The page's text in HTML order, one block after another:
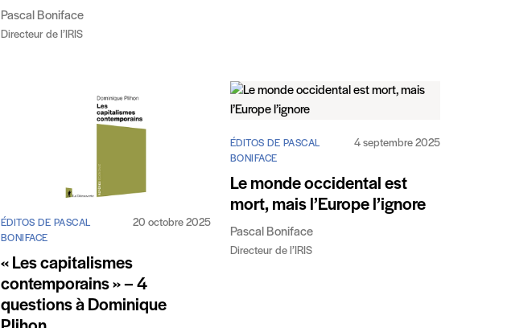
Pascal Boniface
Directeur de l’IRIS
ÉDITOS DE PASCAL
BONIFACE
20 octobre 2025
« Les capitalismes
contemporains » – 4
questions à Dominique
ÉDITOS DE PASCAL
BONIFACE
4 septembre 2025
Le monde occidental est
mort, mais l’Europe l’ignore
Pascal Boniface
Directeur de l’IRIS